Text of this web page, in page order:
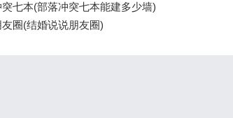
七本(部落冲突七本能建多少墙)
圈(结婚说说朋友圈)